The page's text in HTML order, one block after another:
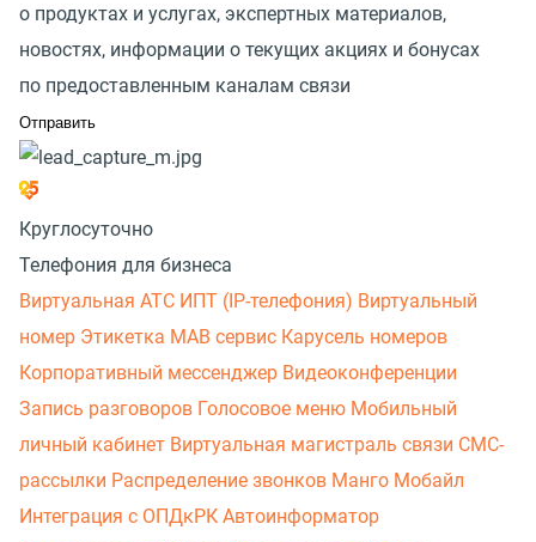
о продуктах и услугах, экспертных материалов,
новостях, информации о текущих акциях и бонусах
по предоставленным каналам связи
Круглосуточно
Телефония для бизнеса
Виртуальная АТС ИПТ (IP-телефония) Виртуальный
номер Этикетка МАВ сервис Карусель номеров
Корпоративный мессенджер Видеоконференции
Запись разговоров Голосовое меню Мобильный
личный кабинет Виртуальная магистраль связи СМС-
рассылки Распределение звонков Манго Мобайл
Интеграция с ОПДкРК Автоинформатор